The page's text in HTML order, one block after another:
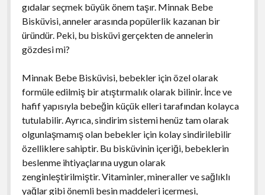
gıdalar seçmek büyük önem taşır. Minnak Bebe
Bisküvisi, anneler arasında popülerlik kazanan bir
üründür. Peki, bu bisküvi gerçekten de annelerin
gözdesi mi?
Minnak Bebe Bisküvisi, bebekler için özel olarak
formüle edilmiş bir atıştırmalık olarak bilinir. İnce ve
hafif yapısıyla bebeğin küçük elleri tarafından kolayca
tutulabilir. Ayrıca, sindirim sistemi henüz tam olarak
olgunlaşmamış olan bebekler için kolay sindirilebilir
özelliklere sahiptir. Bu bisküvinin içeriği, bebeklerin
beslenme ihtiyaçlarına uygun olarak
zenginleştirilmiştir. Vitaminler, mineraller ve sağlıklı
yağlar gibi önemli besin maddeleri içermesi,